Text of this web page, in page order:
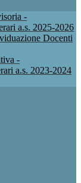
-
a.s. 2025-2026
Docenti
-
a.s. 2023-2024